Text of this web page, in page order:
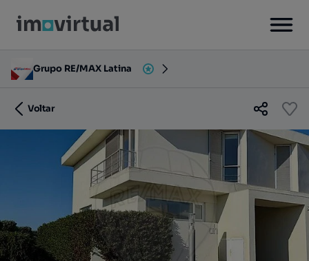
Grupo RE/MAX Latina
Voltar